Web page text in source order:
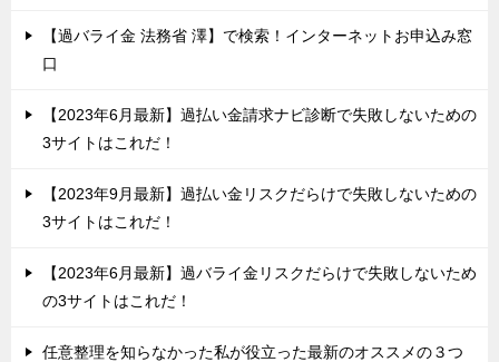
【過バライ金 法務省 澤】で検索！インターネットお申込み窓
口
【2023年6月最新】過払い金請求ナビ診断で失敗しないための
3サイトはこれだ！
【2023年9月最新】過払い金リスクだらけで失敗しないための
3サイトはこれだ！
【2023年6月最新】過バライ金リスクだらけで失敗しないため
の3サイトはこれだ！
任意整理を知らなかった私が役立った最新のオススメの３つ